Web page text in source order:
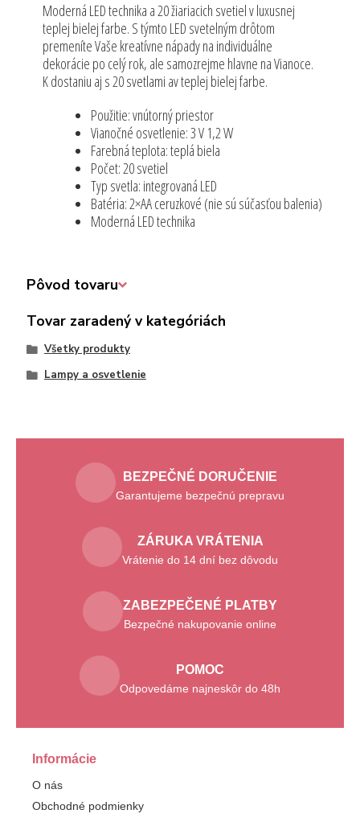
Moderná LED technika a 20 žiariacich svetiel v luxusnej
teplej bielej farbe. S týmto LED svetelným drôtom
premeníte Vaše kreatívne nápady na individuálne
dekorácie po celý rok, ale samozrejme hlavne na Vianoce.
K dostaniu aj s 20 svetlami av teplej bielej farbe.
Použitie: vnútorný priestor
Vianočné osvetlenie: 3 V 1,2 W
Farebná teplota: teplá biela
Počet: 20 svetiel
Typ svetla: integrovaná LED
Batéria: 2×AA ceruzkové (nie sú súčasťou balenia)
Moderná LED technika
Pôvod tovaru
Tovar zaradený v kategóriách
Všetky produkty
Lampy a osvetlenie
BEZPEČNÉ DORUČENIE
Garantujeme bezpečnú prepravu
ZÁRUKA VRÁTENIA
Vrátenie do 14 dní bez dôvodu
ZABEZPEČENÉ PLATBY
Bezpečné nakupovanie online
POMOC
Odpovedáme najneskôr do 48h
Informácie
O nás
Obchodné podmienky